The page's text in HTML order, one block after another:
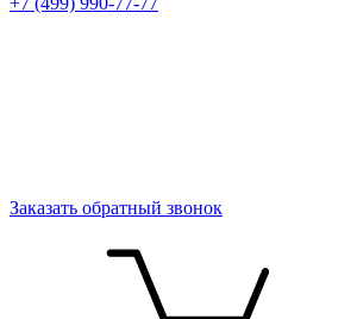
Заказать обратный звонок